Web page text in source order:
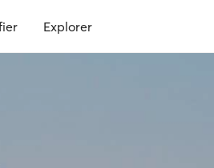
Explorer